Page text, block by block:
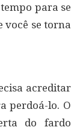
para se
você se torna
acreditar
perdoá-lo. O
do fardo